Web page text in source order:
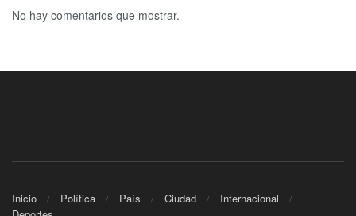
No hay comentarios que mostrar.
Inicio Política País Ciudad
Internacional